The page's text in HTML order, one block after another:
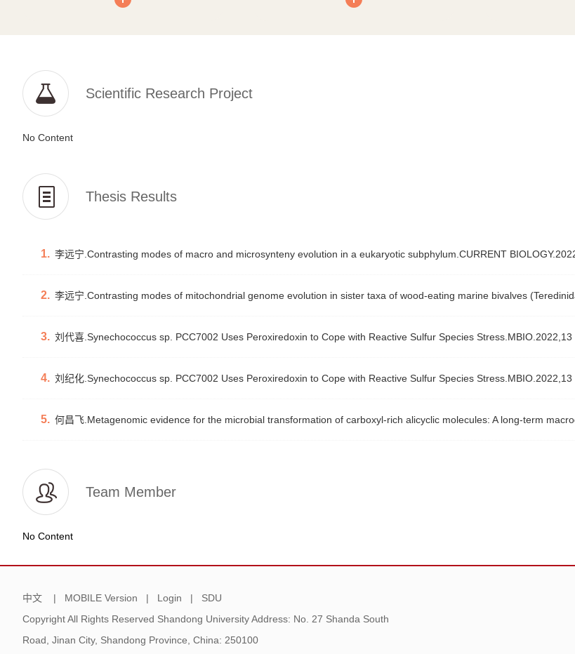
Scientific Research Project
No Content
Thesis Results
1. 李远宁.Contrasting modes of macro and microsynteny evolution in a eukaryotic subphylum.CURRENT
2. 李远宁.Contrasting modes of mitochondrial genome evolution in sister taxa of wood-eating marine bivalves
3. 刘代喜.Synechococcus sp. PCC7002 Uses Peroxiredoxin to Cope with Reactive Sulfur Species Stress.MBIO.2022,13
4. 刘纪化.Synechococcus sp. PCC7002 Uses Peroxiredoxin to Cope with Reactive Sulfur Species Stress.MBIO.2022,13
5. 何昌飞.Metagenomic evidence for the microbial transformation of carboxyl-rich alicyclic molecules: A long-term
Team Member
No Content
中文 | MOBILE Version | Login | SDU
Copyright All Rights Reserved Shandong University Address: No. 27 Shanda South
Road, Jinan City, Shandong Province, China: 250100